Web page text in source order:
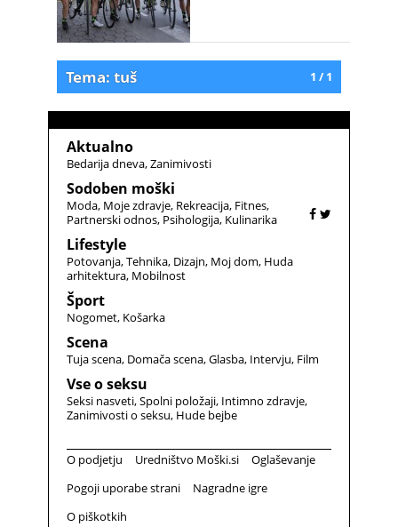
1 / 1
Tema: tuš
Aktualno
Bedarija dneva Zanimivosti
Sodoben moški
Moda Moje zdravje Rekreacija Fitnes
Partnerski odnos Psihologija Kulinarika
Lifestyle
Potovanja Tehnika Dizajn Moj dom Huda
arhitektura Mobilnost
Šport
Nogomet Košarka
Scena
Tuja scena Domača scena Glasba Intervju Film
Vse o seksu
Seksi nasveti Spolni položaji Intimno zdravje
Zanimivosti o seksu Hude bejbe
O podjetju Uredništvo Moški.si
Oglaševanje
Pogoji uporabe strani
Nagradne igre
O piškotkih